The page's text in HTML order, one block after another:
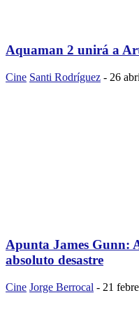
Aquaman 2 unirá a
Cine Santi Rodríguez - 26
Apunta James Gunn:
absoluto desastre
Cine Jorge Berrocal - 21